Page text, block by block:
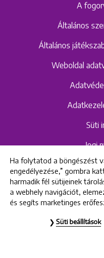
A
Általános
Általános
Weboldal
Süti
Jogi
Hangrögzítéshez
Uniklinik
Ha folytatod a böngészést
engedélyezése,” gombra
harmadik fél sütijeinek
a webhely navigációt,
és segíts marketinges
Süti beállítások